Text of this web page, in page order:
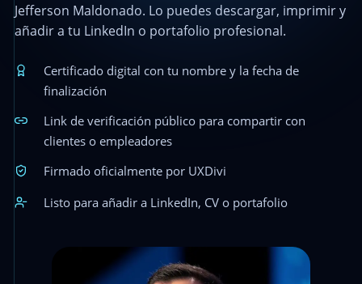
Jefferson Maldonado. Lo puedes descargar, imprimir y
añadir a tu LinkedIn o portafolio profesional.
Certificado digital con tu nombre y la fecha de
finalización
Link de verificación público para compartir con
clientes o empleadores
Firmado oficialmente por UXDivi
Listo para añadir a LinkedIn, CV o portafolio